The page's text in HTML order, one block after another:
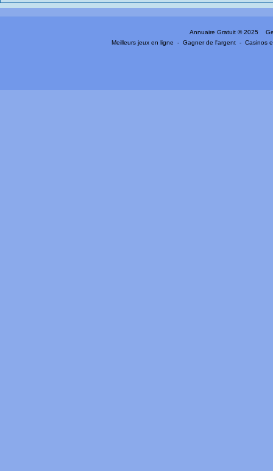
Annuaire Gratuit © 2025
Meilleurs jeux en ligne
-Gagner de l'argent -Casinos